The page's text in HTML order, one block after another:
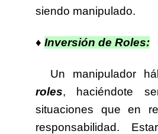
siendo manipulado.
♦ Inversión de Roles:
Un manipulador
roles, haciéndote
situaciones que en
responsabilidad.